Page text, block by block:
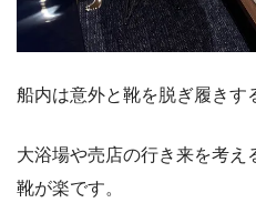
船内は意外と靴を脱ぎ履きす
大浴場や売店の行き来を考え
靴が楽です。